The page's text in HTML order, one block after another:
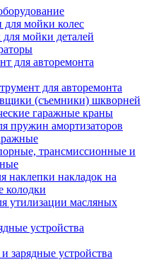
для мойки колес
мойки деталей
для авторемонта
для авторемонта
(съемники) шкворней
гаражные краны
пружин амортизаторов
трансмиссионные и
наклепки накладок на
колодки
утилизации масляных
устройства
зарядные устройства